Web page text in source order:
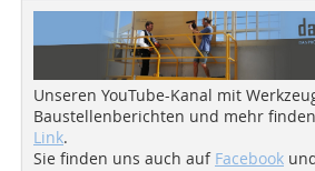
Unseren YouTube-Kanal mit
Baustellenberichten und mehr
Link.
Sie finden uns auch auf Facebook